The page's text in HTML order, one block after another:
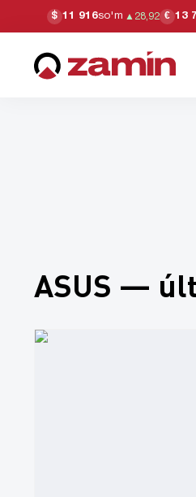
$ 11 916so'm ▲ 28,92 € 13
ASUS —